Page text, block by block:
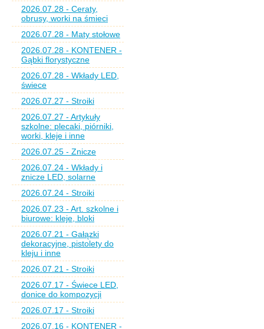
2026.07.28 - Ceraty,
obrusy, worki na śmieci
2026.07.28 - Maty stołowe
2026.07.28 - KONTENER -
Gąbki florystyczne
2026.07.28 - Wkłady LED,
świece
2026.07.27 - Stroiki
2026.07.27 - Artykuły
szkolne: plecaki, piórniki,
worki, kleje i inne
2026.07.25 - Znicze
2026.07.24 - Wkłady i
znicze LED, solarne
2026.07.24 - Stroiki
2026.07.23 - Art. szkolne i
biurowe: kleje, bloki
2026.07.21 - Gałązki
dekoracyjne, pistolety do
kleju i inne
2026.07.21 - Stroiki
2026.07.17 - Świece LED,
donice do kompozycji
2026.07.17 - Stroiki
2026.07.16 - KONTENER -